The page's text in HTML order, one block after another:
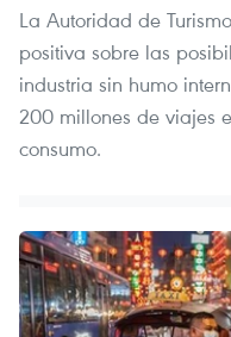
La Autoridad de
positiva sobre las
industria sin humo
200 millones de viajes
consumo.